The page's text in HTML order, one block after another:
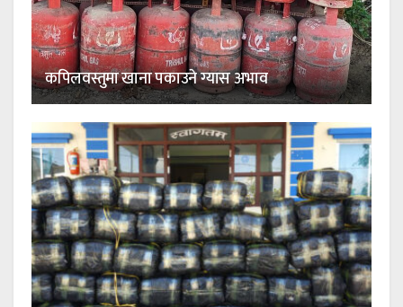
कपिलवस्तुमा खाना पकाउने ग्यास अभाव